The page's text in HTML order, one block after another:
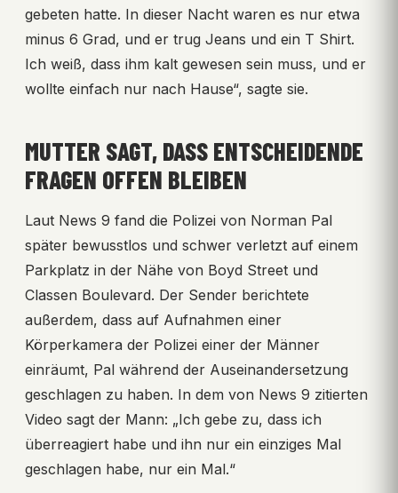
gebeten hatte. In dieser Nacht waren es nur etwa
minus 6 Grad, und er trug Jeans und ein T Shirt.
Ich weiß, dass ihm kalt gewesen sein muss, und er
wollte einfach nur nach Hause“, sagte sie.
MUTTER SAGT, DASS ENTSCHEIDENDE
FRAGEN OFFEN BLEIBEN
Laut News 9 fand die Polizei von Norman Pal
später bewusstlos und schwer verletzt auf einem
Parkplatz in der Nähe von Boyd Street und
Classen Boulevard. Der Sender berichtete
außerdem, dass auf Aufnahmen einer
Körperkamera der Polizei einer der Männer
einräumt, Pal während der Auseinandersetzung
geschlagen zu haben. In dem von News 9 zitierten
Video sagt der Mann: „Ich gebe zu, dass ich
überreagiert habe und ihn nur ein einziges Mal
geschlagen habe, nur ein Mal.“